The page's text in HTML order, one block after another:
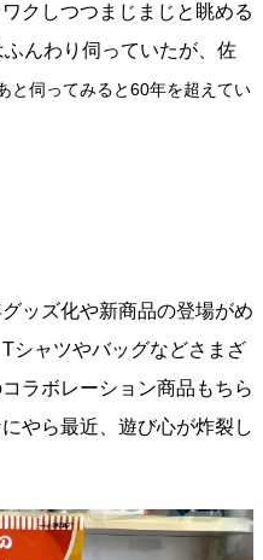
クしつつまじまじと眺める
んわり伺っていたが、佐
と伺ってみると60年を超えてい
ッズ化や新商品の登場がめ
シャツやバッグなどさまざ
ラボレーション商品もちら
やら最近、遊び心が炸裂し